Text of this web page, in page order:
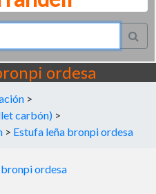
ordesa
>
carbón) >
> Estufa leña bronpi ordesa